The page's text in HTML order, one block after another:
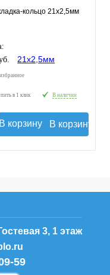
кольцо 21х2,5мм
в 1 клик В наличии
В корзину
3, 1 этаж
59